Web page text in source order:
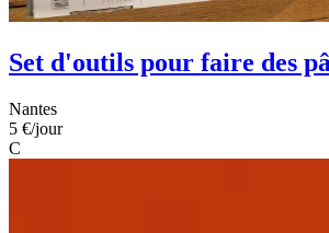
Set d'outils pour faire des
Nantes
5 €/jour
C